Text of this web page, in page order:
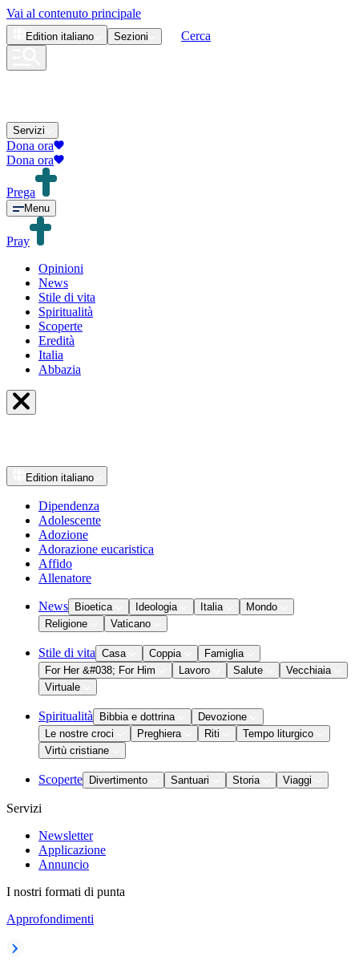
Vai al contenuto principale
Edition italiano Sezioni Cerca
Servizi
Dona ora
Dona ora
Prega
Menu
Pray
Opinioni
News
Stile di vita
Spiritualità
Scoperte
Eredità
Italia
Abbazia
Edition italiano
Dipendenza
Adolescente
Adozione
Adorazione eucaristica
Affido
Allenatore
News Bioetica Ideologia Italia
Mondo
Religione
Vaticano
Stile di vita Casa Coppia
Famiglia
For Her &#038; For Him
Lavoro Salute
Vecchiaia
Virtuale
Spiritualità Bibbia e dottrina
Devozione
Le nostre croci
Preghiera Riti
Tempo liturgico
Virtù cristiane
Scoperte Divertimento Santuari Storia Viaggi
Servizi
Newsletter
Applicazione
Annuncio
I nostri formati di punta
Approfondimenti